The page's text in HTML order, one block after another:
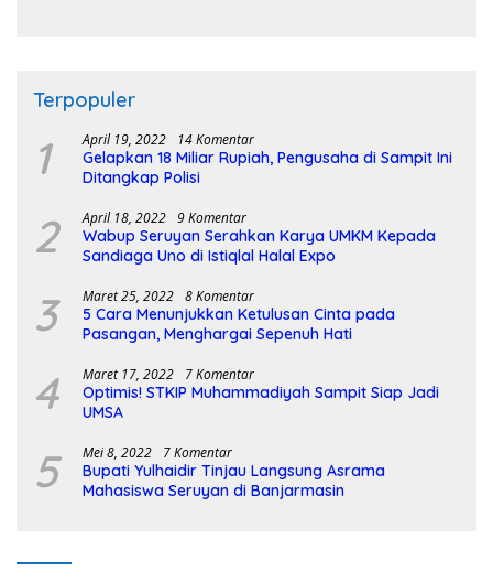
Terpopuler
1 April 19, 2022 14 Komentar
Gelapkan 18 Miliar Rupiah, Pengusaha di Sampit Ini
Ditangkap Polisi
2 April 18, 2022 9 Komentar
Wabup Seruyan Serahkan Karya UMKM Kepada
Sandiaga Uno di Istiqlal Halal Expo
3 Maret 25, 2022 8 Komentar
5 Cara Menunjukkan Ketulusan Cinta pada
Pasangan, Menghargai Sepenuh Hati
4 Maret 17, 2022 7 Komentar
Optimis! STKIP Muhammadiyah Sampit Siap Jadi
UMSA
5 Mei 8, 2022 7 Komentar
Bupati Yulhaidir Tinjau Langsung Asrama
Mahasiswa Seruyan di Banjarmasin